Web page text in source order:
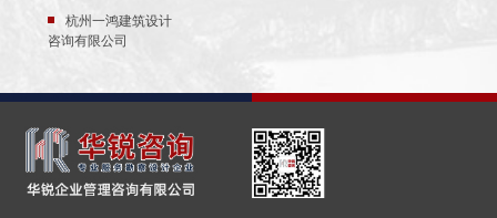
杭州一鸿建筑设计
咨询有限公司